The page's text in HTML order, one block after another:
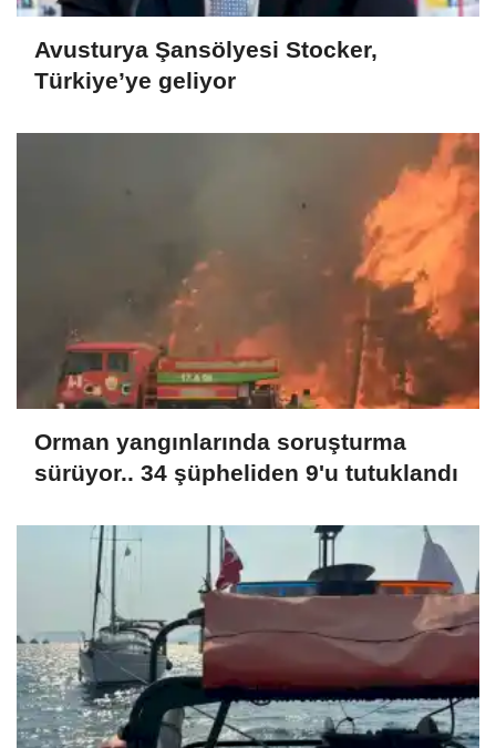
Avusturya Şansölyesi Stocker,
Türkiye’ye geliyor
Orman yangınlarında soruşturma
sürüyor.. 34 şüpheliden 9'u tutuklandı